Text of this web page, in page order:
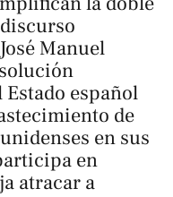
Manuel
español
de
en sus
en
atracar a